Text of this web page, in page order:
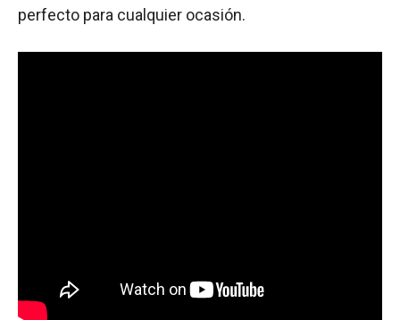
perfecto para cualquier ocasión.